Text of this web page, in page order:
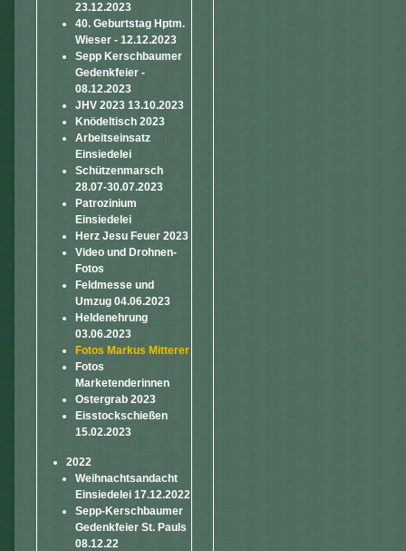
23.12.2023
40. Geburtstag Hptm.
Wieser - 12.12.2023
Sepp Kerschbaumer
Gedenkfeier -
08.12.2023
JHV 2023 13.10.2023
Knödeltisch 2023
Arbeitseinsatz
Einsiedelei
Schützenmarsch
28.07-30.07.2023
Patrozinium
Einsiedelei
Herz Jesu Feuer 2023
Video und Drohnen-
Fotos
Feldmesse und
Umzug 04.06.2023
Heldenehrung
03.06.2023
Fotos Markus Mitterer
Fotos
Marketenderinnen
Ostergrab 2023
Eisstockschießen
15.02.2023
2022
Weihnachtsandacht
Einsiedelei 17.12.2022
Sepp-Kerschbaumer
Gedenkfeier St. Pauls
08.12.22